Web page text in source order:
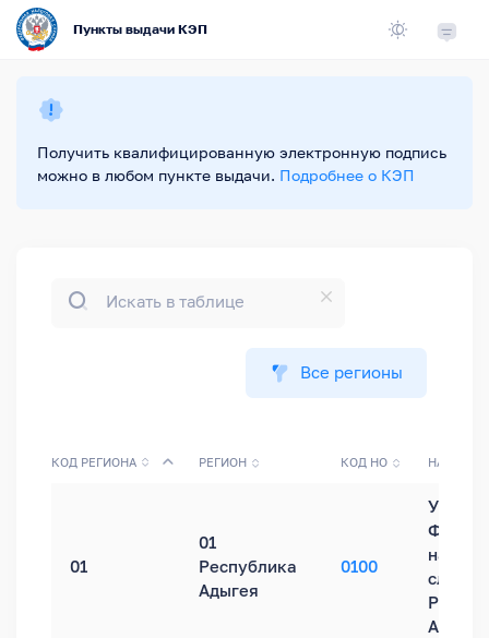
Пункты выдачи КЭП
Получить квалифицированную электронную подпись
можно в любом пункте выдачи. Подробнее о КЭП
Все регионы
КОД РЕГИОНА РЕГИОН КОД НО
01
01
Республика
Адыгея
0100
Адыгея